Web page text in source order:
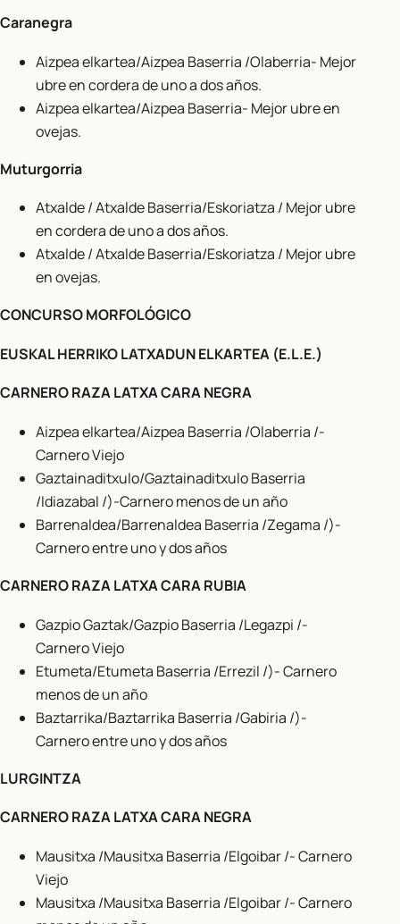
Caranegra
Aizpea elkartea/Aizpea Baserria /Olaberria- Mejor
ubre en cordera de uno a dos años.
Aizpea elkartea/Aizpea Baserria- Mejor ubre en
ovejas.
Muturgorria
Atxalde / Atxalde Baserria/Eskoriatza / Mejor ubre
en cordera de uno a dos años.
Atxalde / Atxalde Baserria/Eskoriatza / Mejor ubre
en ovejas.
CONCURSO MORFOLÓGICO
EUSKAL HERRIKO LATXADUN ELKARTEA (E.L.E.)
CARNERO RAZA LATXA CARA NEGRA
Aizpea elkartea/Aizpea Baserria /Olaberria /-
Carnero Viejo
Gaztainaditxulo/Gaztainaditxulo Baserria
/Idiazabal /)-Carnero menos de un año
Barrenaldea/Barrenaldea Baserria /Zegama /)-
Carnero entre uno y dos años
CARNERO RAZA LATXA CARA RUBIA
Gazpio Gaztak/Gazpio Baserria /Legazpi /-
Carnero Viejo
Etumeta/Etumeta Baserria /Errezil /)- Carnero
menos de un año
Baztarrika/Baztarrika Baserria /Gabiria /)-
Carnero entre uno y dos años
LURGINTZA
CARNERO RAZA LATXA CARA NEGRA
Mausitxa /Mausitxa Baserria /Elgoibar /- Carnero
Viejo
Mausitxa /Mausitxa Baserria /Elgoibar /- Carnero